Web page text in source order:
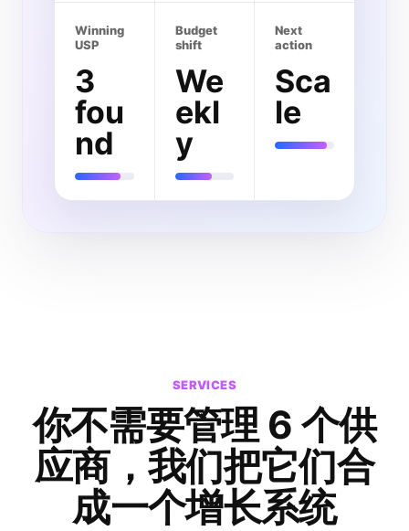
Winning
USP
3
fou
nd
Budget
shift
We
ekl
y
Next
action
Sca
le
SERVICES
你不需要管理 6 个供
应商，我们把它们合
成一个增长系统